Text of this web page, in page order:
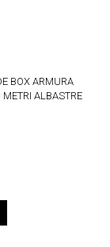
BOX ARMURA
METRI ALBASTRE